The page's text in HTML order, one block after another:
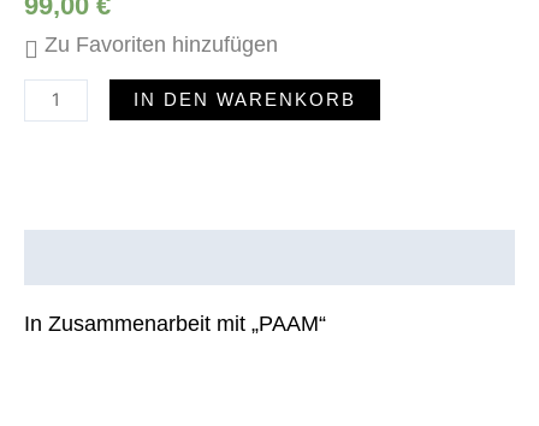
Zu Favoriten hinzufügen
IN DEN WARENKORB
In Zusammenarbeit mit „PAAM“